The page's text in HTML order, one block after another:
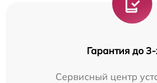
Гарантия до 3-
Сервисный центр